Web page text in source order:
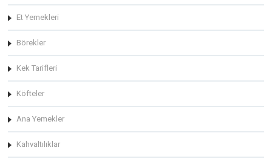
Et Yemekleri
Börekler
Kek Tarifleri
Köfteler
Ana Yemekler
Kahvaltılıklar